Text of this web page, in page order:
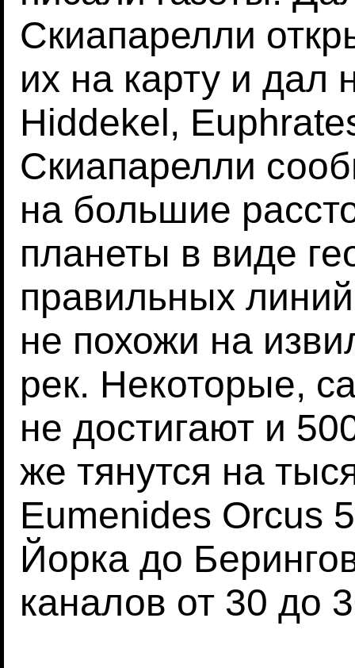
Скиапарелли
их на карту и дал
Hiddekel,
Скиапарелли
на большие
планеты в виде
правильных
не похожи на
рек. Некоторые,
не достигают и
же тянутся на
Eumenides Orcus
Йорка до
каналов от 30 до